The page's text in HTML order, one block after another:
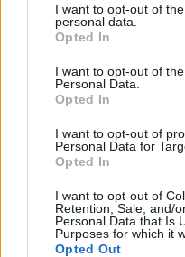
I want to opt-out of
personal data.
Opted In
I want to opt-out of
Personal Data.
Opted In
I want to opt-out of
Personal Data for
Opted In
I want to opt-out of
Retention, Sale, and/
Personal Data that Is
Purposes for which it
Opted Out